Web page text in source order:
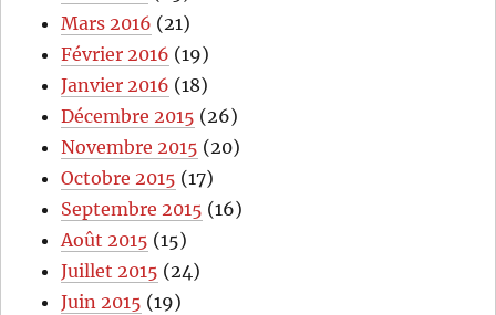
Mars 2016 (21)
Février 2016 (19)
Janvier 2016 (18)
Décembre 2015 (26)
Novembre 2015 (20)
Octobre 2015 (17)
Septembre 2015 (16)
Août 2015 (15)
Juillet 2015 (24)
Juin 2015 (19)